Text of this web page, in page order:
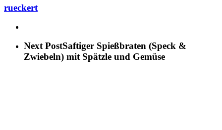
rueckert
Next PostSaftiger Spießbraten (Speck &
Zwiebeln) mit Spätzle und Gemüse